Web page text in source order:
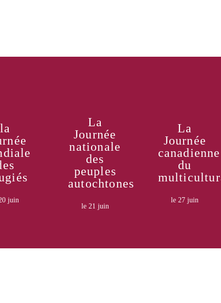
la
juin
Apprendre
encore
plus
La
Journée
nationale
des
peuples
autochtones
le 21 juin
Apprendre
encore
plus
La
Journée
canadienne
du
le 27 juin
Apprendre
encore